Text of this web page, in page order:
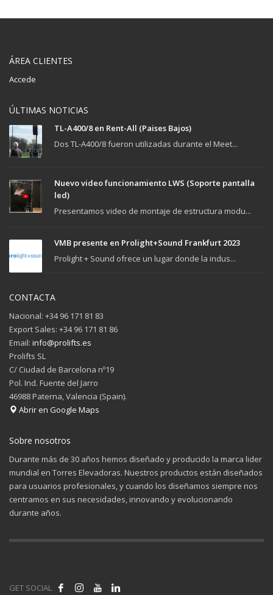
ÁREA CLIENTES
Accede
ÚLTIMAS NOTICIAS
TL-A400/8 en Rent-All (Paises Bajos)
Dos TL-A400/8 fueron utilizadas durante el Meet...
Nuevo video funcionamiento LWS (Soporte pantalla
led)
Presentamos video de montaje de estructura modu...
VMB presente en Prolight+Sound Frankfurt 2023
Prolight + Sound ofrece un lugar donde la indus...
CONTACTA
Nacional: +34 96 171 81 83
Export Sales: +34 96 171 81 86
Email: info@prolifts.es
Prolifts SL
C/ Ciudad de Barcelona nº19
Pol. Ind. Fuente del Jarro
46988 Paterna, Valencia (Spain).
Abrir en Google Maps
Sobre nosotros
Durante más de 30 años hemos diseñado y producido la marca lider
mundial en Torres Elevadoras. Nuestros productos están diseñados
para usuarios profesionales, y cuando los diseñamos siempre nos
centramos en sus necesidades, innovando y evolucionando
durante años.
GET SOCIAL